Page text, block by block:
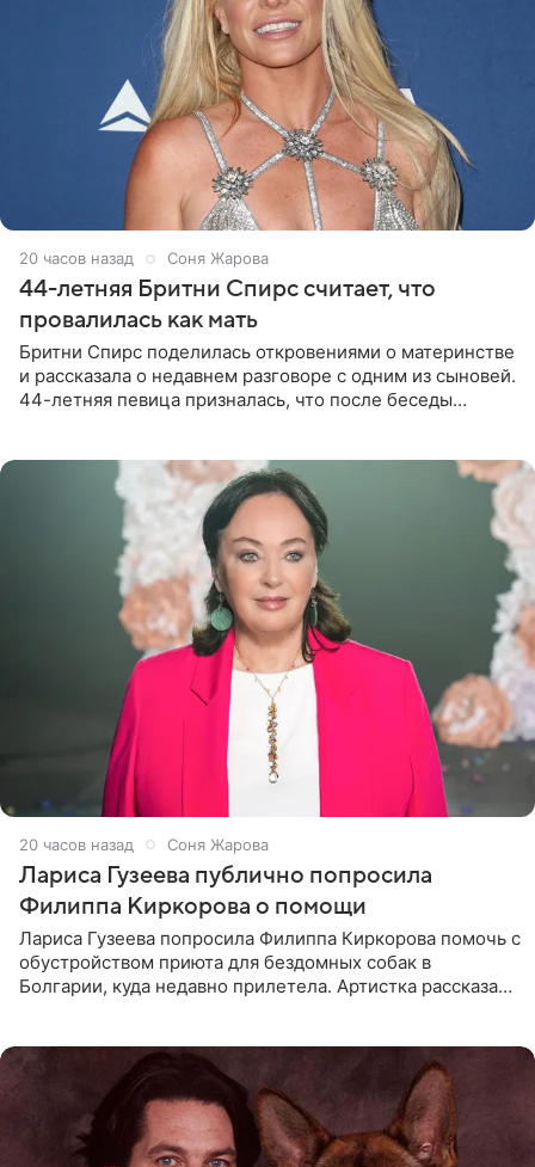
20 часов назад Соня Жарова
44-летняя Бритни Спирс считает, что
провалилась как мать
Бритни Спирс поделилась откровениями о материнстве
и рассказала о недавнем разговоре с одним из сыновей.
44-летняя певица призналась, что после беседы
20 часов назад Соня Жарова
Лариса Гузеева публично попросила
Филиппа Киркорова о помощи
Лариса Гузеева попросила Филиппа Киркорова помочь с
обустройством приюта для бездомных собак в
Болгарии, куда недавно прилетела. Артистка рассказала